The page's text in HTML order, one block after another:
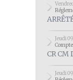
Jeudi
CR CM
Jeudi